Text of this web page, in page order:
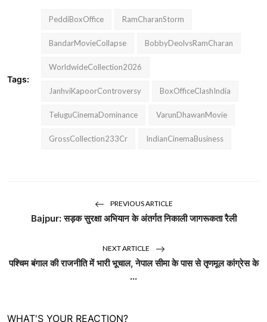
Tags:
PeddiBoxOffice RamCharanStorm
BandarMovieCollapse BobbyDeolvsRamCharan
WorldwideCollection2026
JanhviKapoorControversy BoxOfficeClashIndia
TeluguCinemaDominance VarunDhawanMovie
GrossCollection233Cr IndianCinemaBusiness
PREVIOUS ARTICLE
Bajpur: सड़क सुरक्षा अभियान के अंतर्गत निकाली जागरूकता रैली
NEXT ARTICLE
पश्चिम बंगाल की राजनीति में भारी भूचाल, नेपाल सीमा के पास से तृणमूल कांग्रेस के
...
WHAT'S YOUR REACTION?